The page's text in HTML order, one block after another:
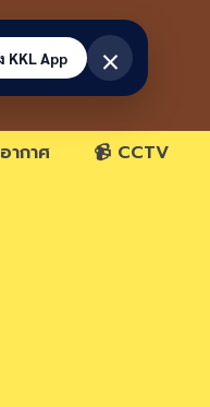
ากาศ 📹 CCTV
KKL App ×